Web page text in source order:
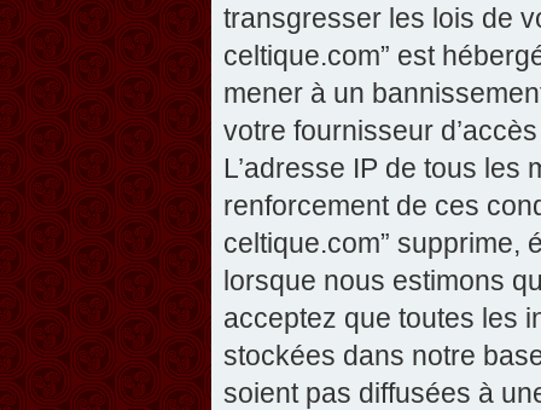
transgresser les lois de
celtique.com” est
mener à un
votre fournisseur
L’adresse IP de tous
renforcement de ces
celtique.com” supprime,
lorsque nous estimons
acceptez que toutes les
stockées dans notre
soient pas diffusées à